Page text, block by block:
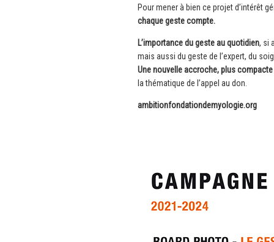
Pour mener à bien ce projet d’intérêt
chaque geste compte.
L’importance du geste au quotidien, si
mais aussi du geste de l’expert, du
Une nouvelle accroche, plus compacte
la thématique de l’appel au don.
ambitionfondationdemyologie.org